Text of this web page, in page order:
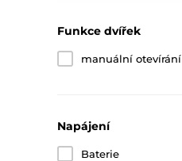
Funkce dvířek
manuální otevírání
Napájení
Baterie